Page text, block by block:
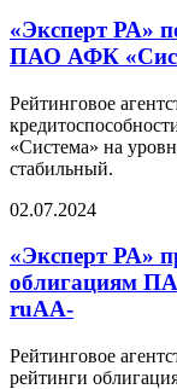
«Эксперт РА»
ПАО АФК
Рейтинговое
«Система» на
стабильный.
02.07.2024
«Эксперт РА»
облигациям
ruAA-
Рейтинговое
рейтинги